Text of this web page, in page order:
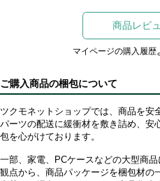
商品レビ
マイページの購入履
ご購入商品の梱包について
ツクモネットショップでは、商品を安
パーツの配送に緩衝材を敷き詰め、安
包を心がけております。
一部、家電、PCケースなどの大型商
観点から、商品パッケージを梱包材の